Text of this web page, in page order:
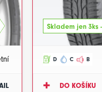
Skladem jen 3ks
D C B
DO KOŠÍKU